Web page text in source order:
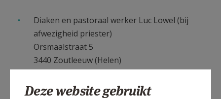
Diaken en pastoraal werker Luc Lowel (bij
afwezigheid priester)
Orsmaalstraat 5
3440 Zoutleeuw (Helen)
email luc.lowel@telenet.be
Deze website gebruikt